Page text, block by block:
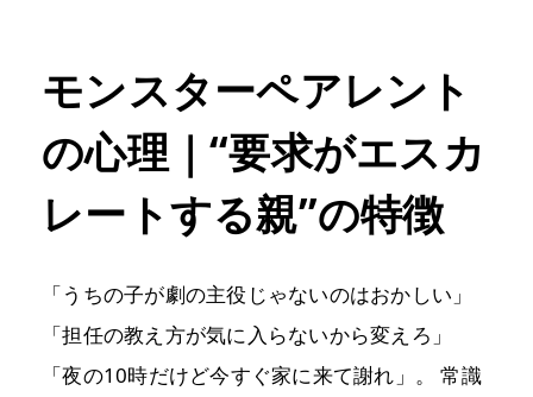
モンスターペアレント
の心理｜“要求がエスカ
レートする親”の特徴
「うちの子が劇の主役じゃないのはおかしい」
「担任の教え方が気に入らないから変えろ」
「夜の10時だけど今すぐ家に来て謝れ」。 常識